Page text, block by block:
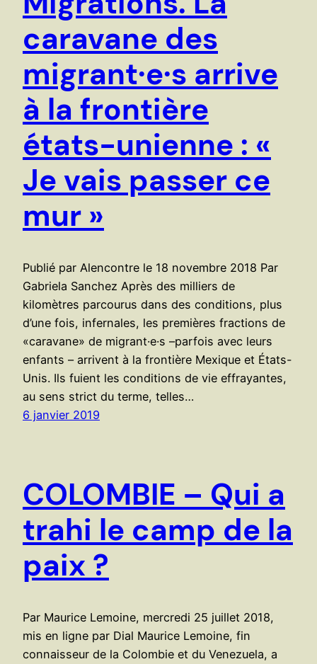
caravane des
migrant·e·s arrive
à la frontière
états-unienne : «
Je vais passer ce
mur »
Publié par Alencontre le 18 novembre 2018 Par
Gabriela Sanchez Après des milliers de
kilomètres parcourus dans des conditions, plus
d’une fois, infernales, les premières fractions de
«caravane» de migrant·e·s –parfois avec leurs
enfants – arrivent à la frontière Mexique et États-
Unis. Ils fuient les conditions de vie effrayantes,
au sens strict du terme, telles…
6 janvier 2019
COLOMBIE – Qui a
trahi le camp de la
paix ?
Par Maurice Lemoine, mercredi 25 juillet 2018,
mis en ligne par Dial Maurice Lemoine, fin
connaisseur de la Colombie et du Venezuela, a